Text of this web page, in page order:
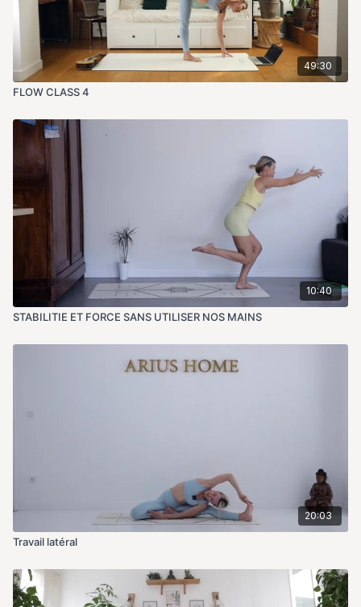
49:30
FLOW CLASS 4
10:40
STABILITIE ET FORCE SANS UTILISER NOS MAINS
20:03
Travail latéral